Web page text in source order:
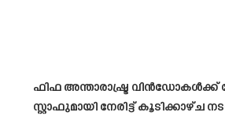
ഫിഫ അന്താരാഷ്ട്ര
സ്റ്റാഫുമായി നേരിട്ട് കൂടിക്കാഴ്ച